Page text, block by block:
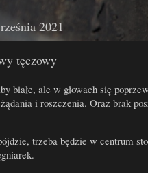
2021
tęczowy
białe, ale w głowach się
i roszczenia. Oraz brak
trzeba będzie w centrum